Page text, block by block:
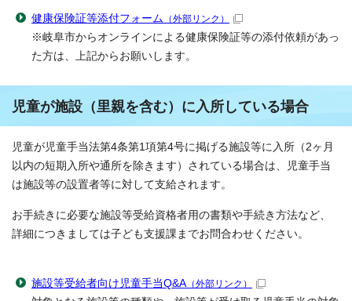
健康保険証等添付フォーム （外部リンク）
※岐阜市からオンラインによる健康保険証等の添付依頼があっ
た方は、上記からお願いします。
児童が施設（里親を含む）に入所している場合
児童が児童手当法第4条第1項第4号に掲げる施設等に入所（2ヶ月
以内の短期入所や通所を除きます）されている場合は、児童手当
は施設等の設置者等に対して支給されます。
お手続きに必要な施設等受給資格者用の書類や手続き方法など、
詳細につきましては子ども支援課までお問合わせください。
施設等受給者向け児童手当Q&A （外部リンク）